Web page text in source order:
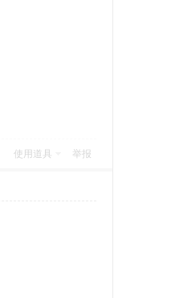
使用道具 举报